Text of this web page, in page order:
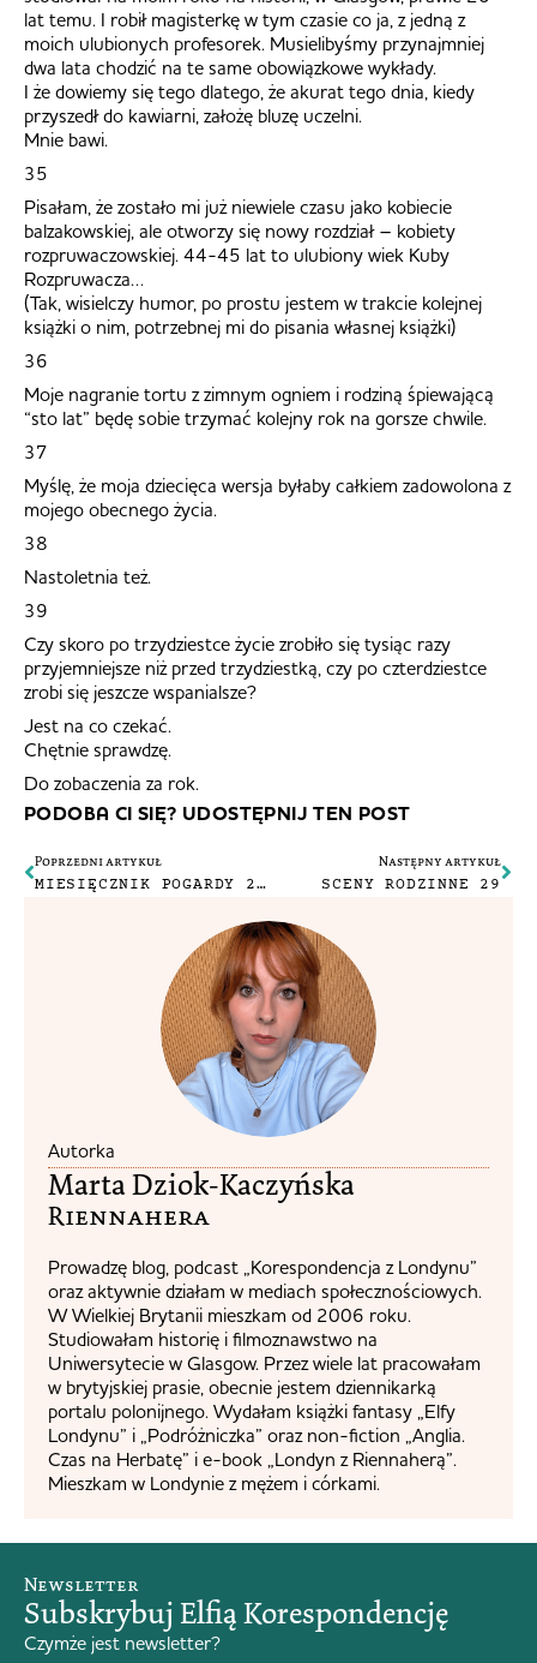
lat temu. I robił magisterkę w tym czasie co ja, z jedną z
moich ulubionych profesorek. Musielibyśmy przynajmniej
dwa lata chodzić na te same obowiązkowe wykłady.
I że dowiemy się tego dlatego, że akurat tego dnia, kiedy
przyszedł do kawiarni, założę bluzę uczelni.
Mnie bawi.
35
Pisałam, że zostało mi już niewiele czasu jako kobiecie
balzakowskiej, ale otworzy się nowy rozdział – kobiety
rozpruwaczowskiej. 44-45 lat to ulubiony wiek Kuby
Rozpruwacza…
(Tak, wisielczy humor, po prostu jestem w trakcie kolejnej
książki o nim, potrzebnej mi do pisania własnej książki)
36
Moje nagranie tortu z zimnym ogniem i rodziną śpiewającą
“sto lat” będę sobie trzymać kolejny rok na gorsze chwile.
37
Myślę, że moja dziecięca wersja byłaby całkiem zadowolona z
mojego obecnego życia.
38
Nastoletnia też.
39
Czy skoro po trzydziestce życie zrobiło się tysiąc razy
przyjemniejsze niż przed trzydziestką, czy po czterdziestce
zrobi się jeszcze wspanialsze?
Jest na co czekać.
Chętnie sprawdzę.
Do zobaczenia za rok.
PODOBA CI SIĘ? UDOSTĘPNIJ TEN POST
Poprzedni artykuł
MIESIĘCZNIK POGARDY 2/2026
Następny artykuł
SCENY RODZINNE 29
Autorka
Marta Dziok-Kaczyńska
Riennahera​
Prowadzę blog, podcast „Korespondencja z Londynu”
oraz aktywnie działam w mediach społecznościowych.
W Wielkiej Brytanii mieszkam od 2006 roku.
Studiowałam historię i filmoznawstwo na
Uniwersytecie w Glasgow. Przez wiele lat pracowałam
w brytyjskiej prasie, obecnie jestem dziennikarką
portalu polonijnego. Wydałam książki fantasy „Elfy
Londynu” i „Podróżniczka” oraz non-fiction „Anglia.
Czas na Herbatę” i e-book „Londyn z Riennaherą”.
Mieszkam w Londynie z mężem i córkami.
Newsletter
Subskrybuj Elfią Korespondencję
Czymże jest newsletter?